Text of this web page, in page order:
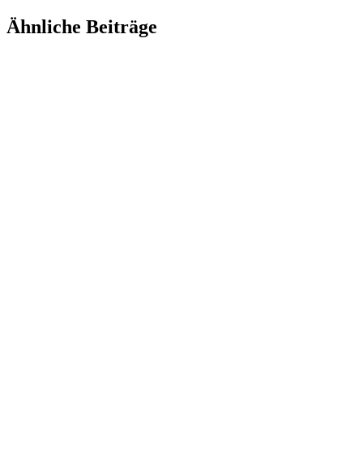
Facebook
X
LinkedIn
WhatsApp
Telegram
Tumblr
Xing
E-
Mail
Ähnliche Beiträge